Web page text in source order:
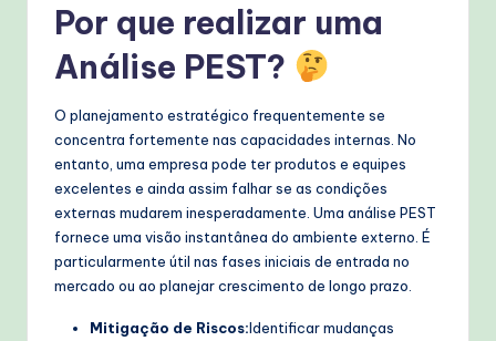
M
o
d
rn
T
Por que realizar uma
Análise PEST?
O planejamento estratégico frequentemente se
concentra fortemente nas capacidades internas. No
entanto, uma empresa pode ter produtos e equipes
excelentes e ainda assim falhar se as condições
externas mudarem inesperadamente. Uma análise PEST
fornece uma visão instantânea do ambiente externo. É
particularmente útil nas fases iniciais de entrada no
mercado ou ao planejar crescimento de longo prazo.
Mitigação de Riscos:Identificar mudanças